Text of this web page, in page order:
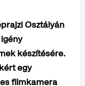
Osztályán
készítésére.
egy
filmkamera